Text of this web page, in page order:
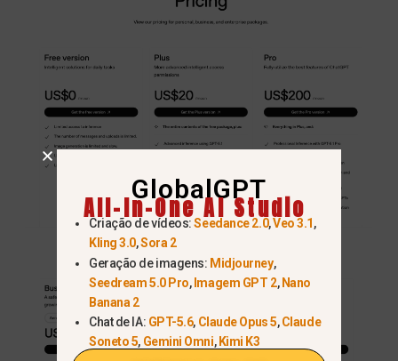
GlobalGPT
All-In-One AI Studio
Criação de vídeos:Seedance 2.0,Veo 3.1,
Kling 3.0,Sora 2
Geração de imagens: Midjourney,
Seedream 5.0 Pro,Imagem GPT 2,Nano
Banana 2
Chat de IA: GPT-5.6, Claude Opus 5,Claude
Soneto 5, Gemini Omni,Kimi K3